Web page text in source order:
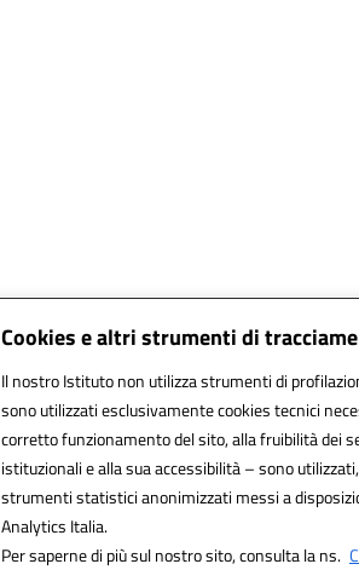
Cookies e altri strumenti di
Il nostro Istituto non utilizza strumenti di
sono utilizzati esclusivamente cookies tecnici
corretto funzionamento del sito, alla fruibilità dei
istituzionali e alla sua accessibilità – sono
strumenti statistici anonimizzati messi a
Analytics Italia.
Per saperne di più sul nostro sito, consulta la ns.